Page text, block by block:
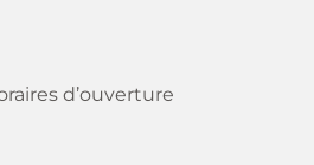
d’ouverture